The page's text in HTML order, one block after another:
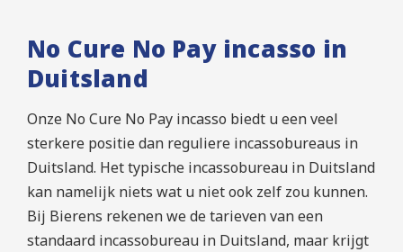
No Cure No Pay incasso in
Duitsland
Onze No Cure No Pay incasso biedt u een veel
sterkere positie dan reguliere incassobureaus in
Duitsland. Het typische incassobureau in Duitsland
kan namelijk niets wat u niet ook zelf zou kunnen.
Bij Bierens rekenen we de tarieven van een
standaard incassobureau in Duitsland, maar krijgt